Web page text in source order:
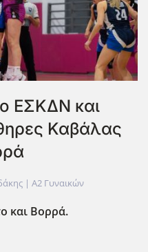
ΕΣΚΔΝ και
Καβάλας
| Α2 Γυναικών
και Βορρά.